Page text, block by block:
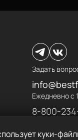
Задать
Ежедневно с
8-800-
куки-